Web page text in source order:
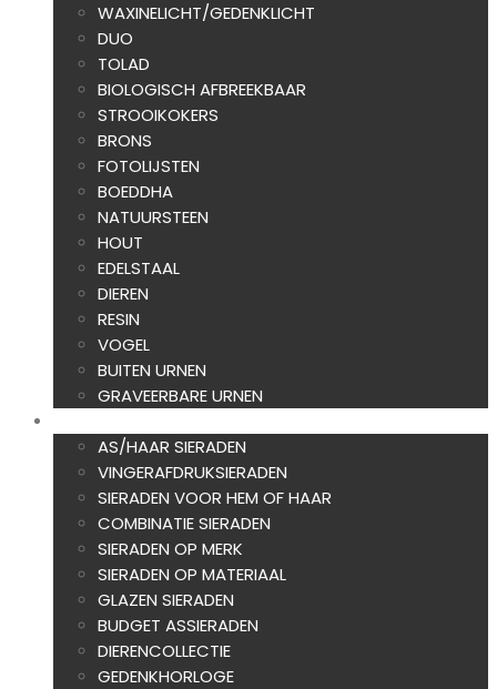
WAXINELICHT/GEDENKLICHT
DUO
TOLAD
BIOLOGISCH AFBREEKBAAR
STROOIKOKERS
BRONS
FOTOLIJSTEN
BOEDDHA
NATUURSTEEN
HOUT
EDELSTAAL
DIEREN
RESIN
VOGEL
BUITEN URNEN
GRAVEERBARE URNEN
AS/HAAR SIERADEN
VINGERAFDRUKSIERADEN
SIERADEN VOOR HEM OF HAAR
COMBINATIE SIERADEN
SIERADEN OP MERK
SIERADEN OP MATERIAAL
GLAZEN SIERADEN
BUDGET ASSIERADEN
DIERENCOLLECTIE
GEDENKHORLOGE